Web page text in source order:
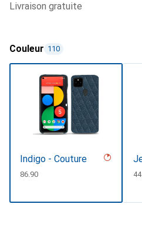
livraison gratuite
Couleur 110
Indigo - Couture
CHF
86.90